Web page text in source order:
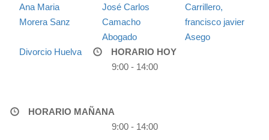
Ana Maria
Morera Sanz
José Carlos
Camacho
Abogado
Carrillero,
francisco javier
Asego
Divorcio Huelva
HORARIO HOY
9:00 - 14:00
HORARIO MAÑANA
9:00 - 14:00